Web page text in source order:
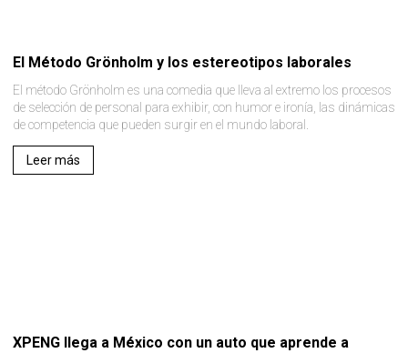
El Método Grönholm y los estereotipos laborales
El método Grönholm es una comedia que lleva al extremo los procesos
de selección de personal para exhibir, con humor e ironía, las dinámicas
de competencia que pueden surgir en el mundo laboral.
Leer más
XPENG llega a México con un auto que aprende a